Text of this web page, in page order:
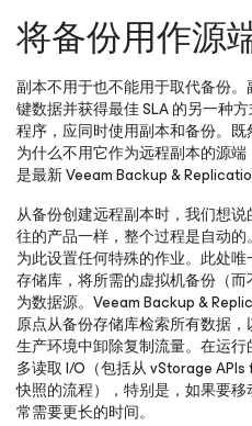
将备份用作源
副本不用于也不能用于取代备份
键数据并获得最佳 SLA 的另一种
程序，应同时使用副本和备份。
为什么不用它作为远程副本的源
是最新 Veeam Backup &
从备份创建远程副本时，我们想
往的产品一样，整个过程是自动
为此设置任何特殊的作业。此处
存储库，将所需的虚拟机备份（
为数据源。Veeam Backup &
原点从备份存储库检索所有数据
生产环境中卸除复制流量。在运
多读取 I/O（包括从 vStorage
快照的流程），特别是，如果要
常需要更长的时间。